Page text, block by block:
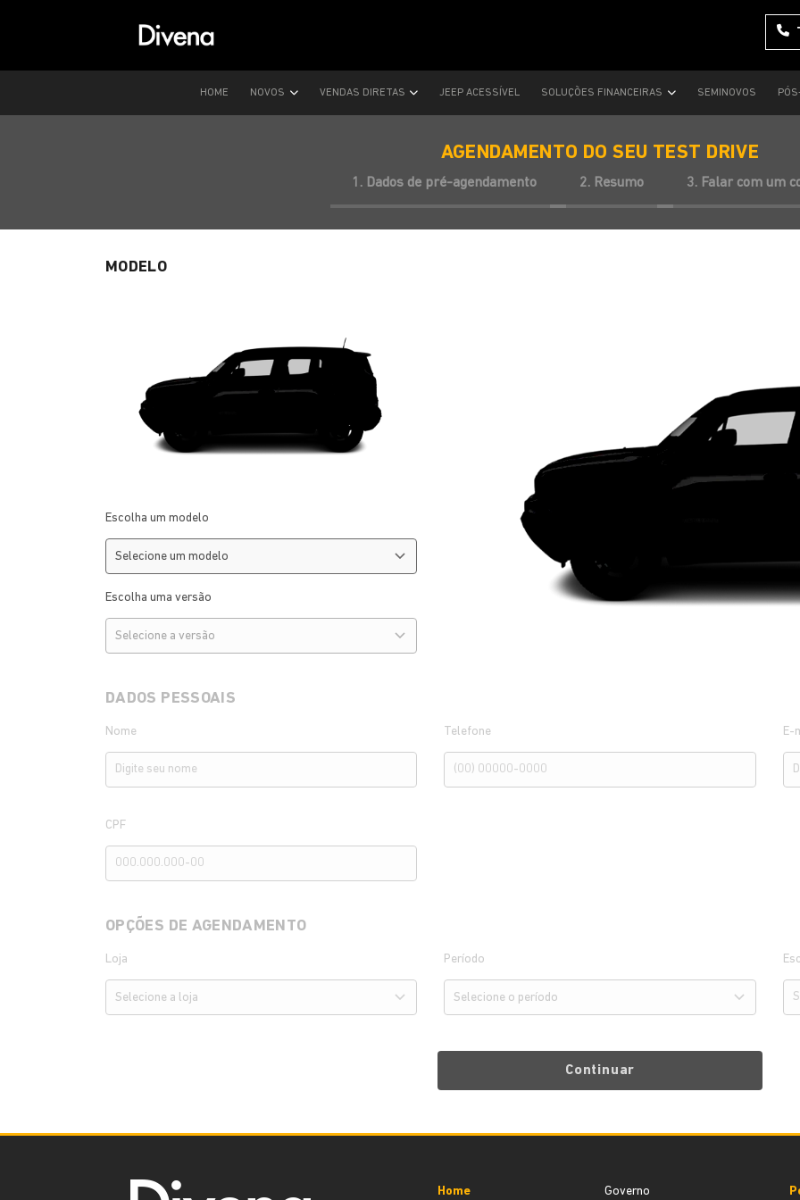
HOME NOVOS VENDAS DIRETAS JEEP ACESSÍVEL SOLUÇÕES FINANCEIRAS SEMINOVOS
AGENDAMENTO DO SEU TEST DRIVE
1. Dados de pré-agendamento 2. Resumo 3. Falar com um
MODELO
Escolha um modelo
Escolha uma versão
DADOS PESSOAIS
Nome Telefone E-
CPF
OPÇÕES DE AGENDAMENTO
Loja Período
Continuar
Home Governo